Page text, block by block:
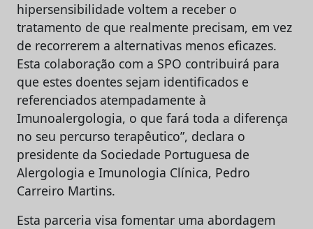
hipersensibilidade voltem a receber o
tratamento de que realmente precisam, em vez
de recorrerem a alternativas menos eficazes.
Esta colaboração com a SPO contribuirá para
que estes doentes sejam identificados e
referenciados atempadamente à
Imunoalergologia, o que fará toda a diferença
no seu percurso terapêutico”, declara o
presidente da Sociedade Portuguesa de
Alergologia e Imunologia Clínica, Pedro
Carreiro Martins.
Esta parceria visa fomentar uma abordagem